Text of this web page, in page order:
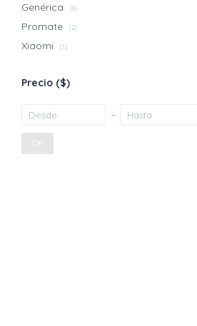
Genérica (6)
Promate (2)
Xiaomi (1)
Precio ($)
OK